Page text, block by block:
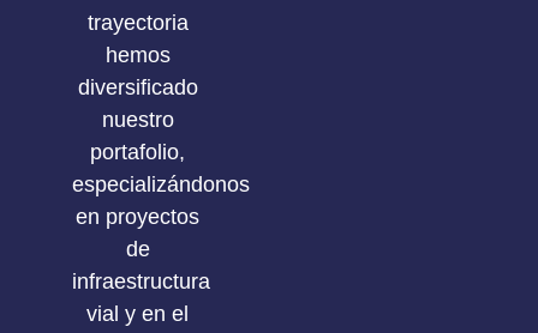
trayectoria
hemos
diversificado
nuestro
portafolio,
especializándonos
en proyectos
de
infraestructura
vial y en el